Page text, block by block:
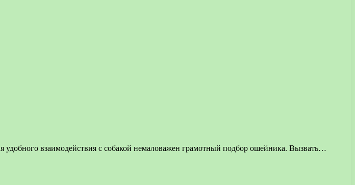
взаимодействия с собакой немаловажен грамотный подбор ошейника. Вызвать…